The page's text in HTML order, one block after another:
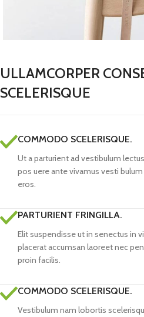
ULLAMCORPER
SCELERISQUE
COMMODO SCELERISQUE.
Ut a parturient ad vestibulum
pos uere ante vivamus vesti
eros.
PARTURIENT FRINGILLA.
Elit suspendisse ut in senectus in
placerat accumsan laoreet nec
proin facilis.
COMMODO SCELERISQUE.
Vestibulum nam lobortis